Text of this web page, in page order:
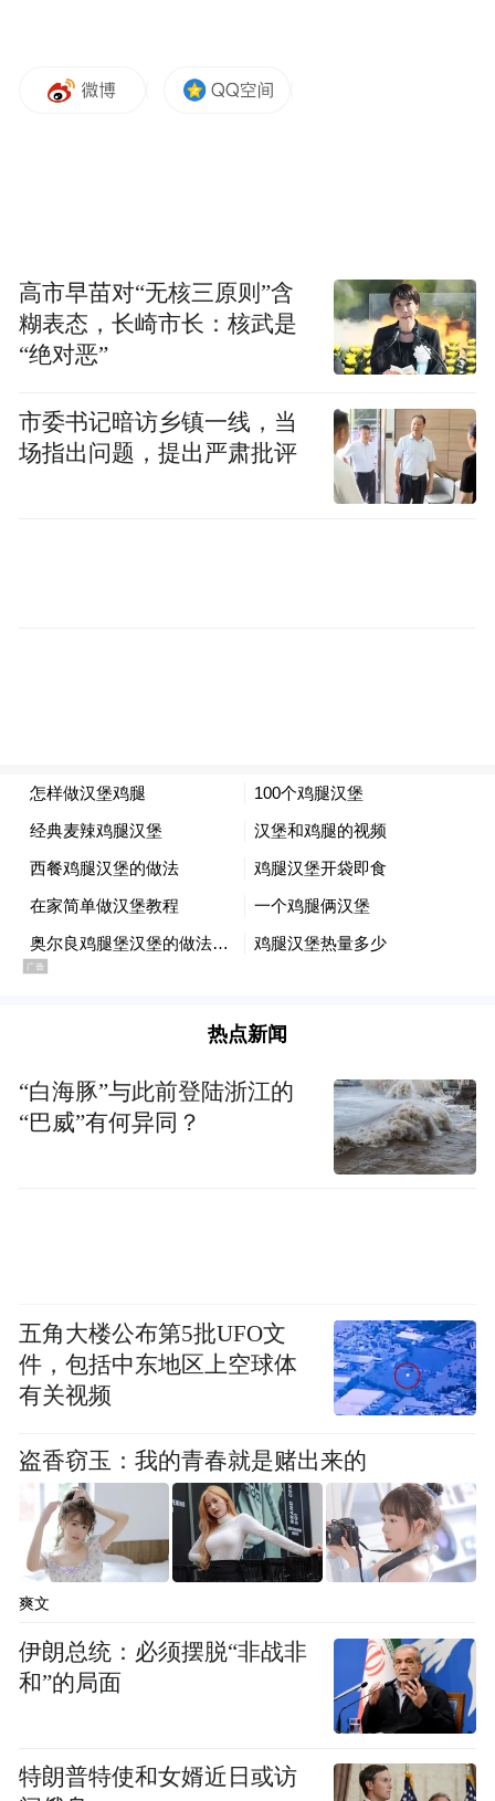
一、品牌案例概述
本”）的全资子公司，成立于2024年2月5日，
注册资本9,000万元，下设云南分公司。公司
核心业务方向为特色旅游列车的投资与运
旅游线路为起点，在全国范围内进行拓展，
中旅星光公司力争在“十五五”期间成为中国
领先的高品质旅游列车运营商。
展开辟了新路径。
“星光列车”以滇为始，跨境老挝，漫游中
国，行驶于壮美山河、秘境之巅。包含“星光
·澜湄号”（国际线）和“星光·燕赵号”（国内
线）两大主题列车。以“铁路+文旅+体验”为
互动体验、美食娱乐于一体的移动文旅综合
体，让乘客在旅途中享受沉浸式文化盛宴。
“星光·澜湄号”主打中老跨境及云南小环线旅
游，深度契合“一带一路”和“旅游报国，服务
验和绿色低碳为特色，开发了一套领先的综
合管理系统，是国内绿色环保标准最高的、
首个实现无线网络全覆盖的、首个配备旅游
列车智能信息化系统的旅游列车。列车将交
通与旅游紧密结合，串联中国与老挝两国的
自然风光与人文风情，促进中老两国沿线地
区经济、文化、旅游交往。
“星光·燕赵号”是中旅星光公司深入贯彻京津
冀协同发展战略，积极响应《关于增开银发
旅游列车促进服务消费发展的行动计划》政
策号召，联合河北省发改委、国铁北京局集
团打造的京津冀首列全景观光旅游列车，以
高市早苗对“无核三原则”含
糊表态，长崎市长：核武是
“绝对恶”
市委书记暗访乡镇一线，当
场指出问题，提出严肃批评
热点新闻
“白海豚”与此前登陆浙江的
“巴威”有何异同？
五角大楼公布第5批UFO文
件，包括中东地区上空球体
有关视频
盗香窃玉：我的青春就是赌出来的
爽文
伊朗总统：必须摆脱“非战非
和”的局面
特朗普特使和女婿近日或访